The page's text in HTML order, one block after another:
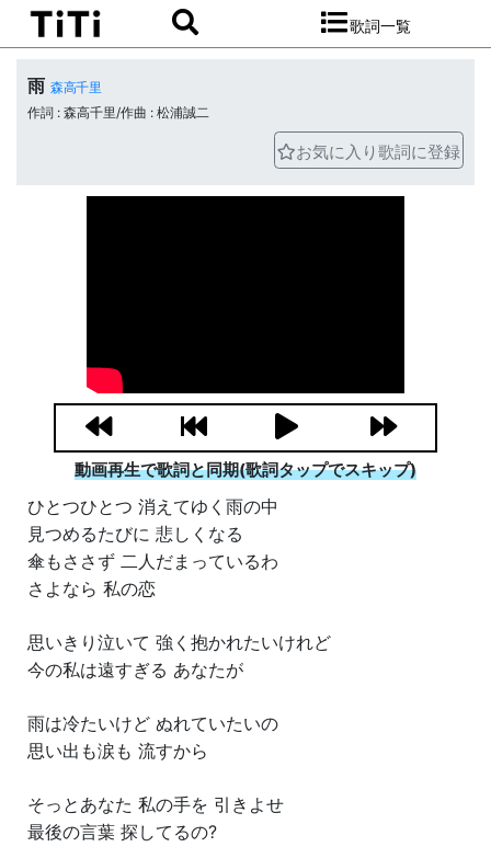
歌詞一覧
雨 森高千里
作詞 : 森高千里/作曲 : 松浦誠二
お気に入り歌詞に登録
動画再生で歌詞と同期(歌詞タップでスキップ)
ひとつひとつ 消えてゆく雨の中
見つめるたびに 悲しくなる
傘もささず 二人だまっているわ
さよなら 私の恋
思いきり泣いて 強く抱かれたいけれど
今の私は遠すぎる あなたが
雨は冷たいけど ぬれていたいの
思い出も涙も 流すから
そっとあなた 私の手を 引きよせ
最後の言葉 探してるの?